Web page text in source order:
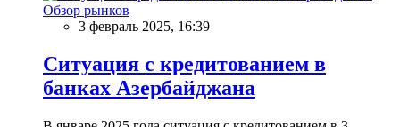
Обзор рынков
3 февраль 2025, 16:39
Ситуация с кредитованием в
банках Азербайджана